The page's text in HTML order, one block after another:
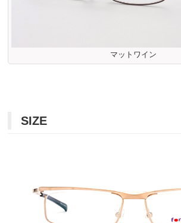
マットワイン
SIZE